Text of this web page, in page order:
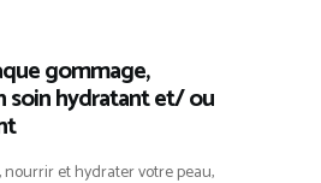
gommage,
soin hydratant et/ ou
et hydrater votre peau,